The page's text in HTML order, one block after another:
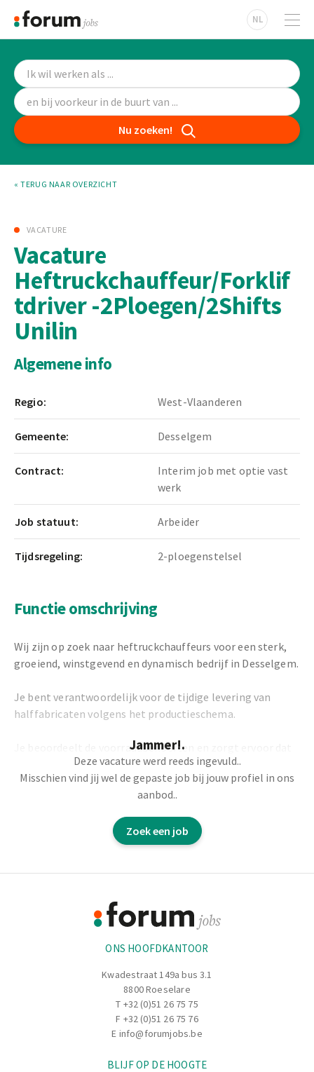
NL
Nu zoeken!
« TERUG NAAR OVERZICHT
VACATURE
Vacature
Heftruckchauffeur/Forklif
tdriver -2Ploegen/2Shifts
Unilin
Algemene info
Regio: West-Vlaanderen
Gemeente: Desselgem
Contract:
Interim job met optie vast
werk
Job statuut: Arbeider
Tijdsregeling: 2-ploegenstelsel
Functie omschrijving
Wij zijn op zoek naar heftruckchauffeurs voor een sterk,
groeiend, winstgevend en dynamisch bedrijf in Desselgem.
Je bent verantwoordelijk voor de tijdige levering van
halffabricaten volgens het productieschema.
Je beoordeelt de voorraadbehoeften en zorgt ervoor dat
de productielijn tijdig wordt bevoorraad.
Je bent verantwoordelijk voor het lossen van
vrachtwagens en het invoeren van goederen in SAP, zodat
deze vervolgens nauwkeurig en op de juiste plaats kunnen
profitable and vibrant company based in Desselgem
You will be responsible for the timely delivery of semi-
finished products in accordance with the production
You will assess stock requirements and ensure the timely
supply of the machine line.
You will be responsible for unloading lorries and entering
goods into SAP, so that they can then be placed accurately
Jammer!.
Deze vacature werd reeds ingevuld..
Misschien vind jij wel de gepaste job bij jouw profiel in ons
aanbod..
Zoek een job
ONS HOOFDKANTOOR
Kwadestraat 149a bus 3.1
8800 Roeselare
T +32 (0)51 26 75 75
F +32 (0)51 26 75 76
E info@forumjobs.be
BLIJF OP DE HOOGTE